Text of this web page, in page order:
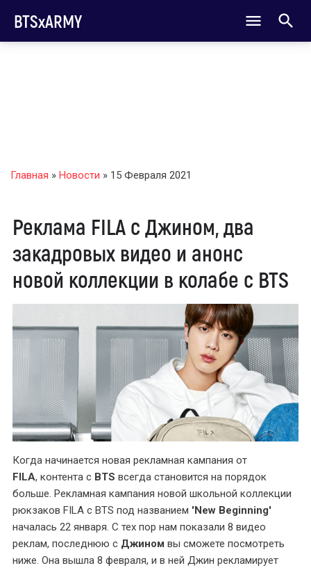
BTSxARMY
Главная » Новости » 15 Февраля 2021
Реклама FILA с Джином, два
закадровых видео и анонс
новой коллекции в колабе с BTS
Когда начинается новая рекламная кампания от
FILA, контента с BTS всегда становится на порядок
больше. Рекламная кампания новой школьной коллекции
рюкзаков FILA с BTS под названием 'New Beginning'
началась 22 января. С тех пор нам показали 8 видео
реклам, последнюю с Джином вы сможете посмотреть
ниже. Она вышла 8 февраля, и в ней Джин рекламирует